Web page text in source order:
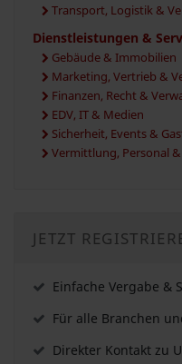
Transport, Logistik &
Dienstleistungen &
Gebäude & Immobilien
Marketing, Vertrieb &
Finanzen, Recht &
EDV, IT & Medien
Sicherheit, Events &
Vermittlung, Personal
JETZT
Einfache Vergabe &
Für alle Branchen
Direkter Kontakt zu